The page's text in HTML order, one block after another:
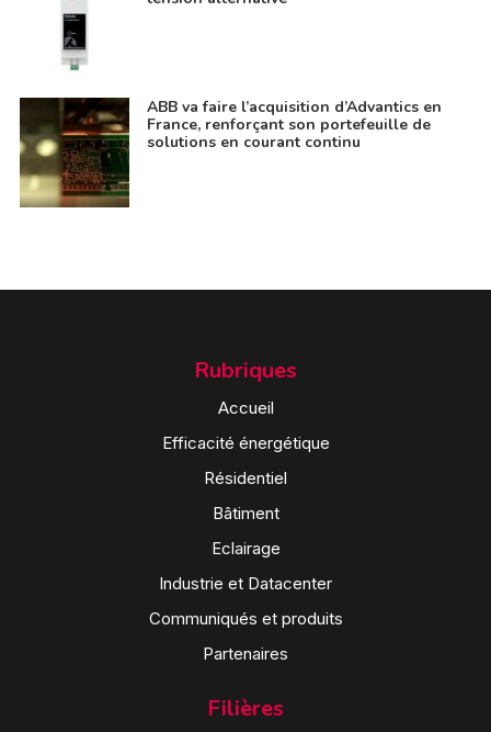
ABB va faire l’acquisition d’Advantics en
France, renforçant son portefeuille de
solutions en courant continu
Rubriques
Accueil
Efficacité énergétique
Résidentiel
Bâtiment
Eclairage
Industrie et Datacenter
Communiqués et produits
Partenaires
Filières